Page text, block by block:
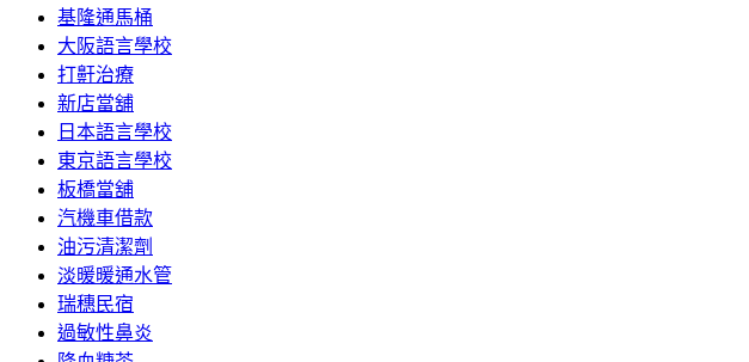
基隆通馬桶
大阪語言學校
打鼾治療
新店當舖
日本語言學校
東京語言學校
板橋當舖
汽機車借款
油污清潔劑
淡暖暖通水管
瑞穗民宿
過敏性鼻炎